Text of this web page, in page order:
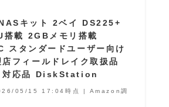
キット 2ベイ DS225+
搭載 2GBメモリ搭載
タンダードユーザー向け
店フィールドレイク取扱品
対応品 DiskStation
05/15 17:04時点 | Amazon調